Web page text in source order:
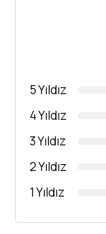
5 Yıldız
4 Yıldız
3 Yıldız
2 Yıldız
1 Yıldız